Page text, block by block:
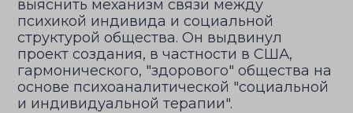
выяснить механизм связи между
психикой индивида и социальной
структурой общества. Он выдвинул
проект создания, в частности в США,
гармонического, "здорового" общества на
основе психоаналитической "социальной
и индивидуальной терапии".